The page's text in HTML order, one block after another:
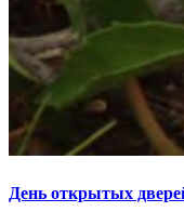
День открытых